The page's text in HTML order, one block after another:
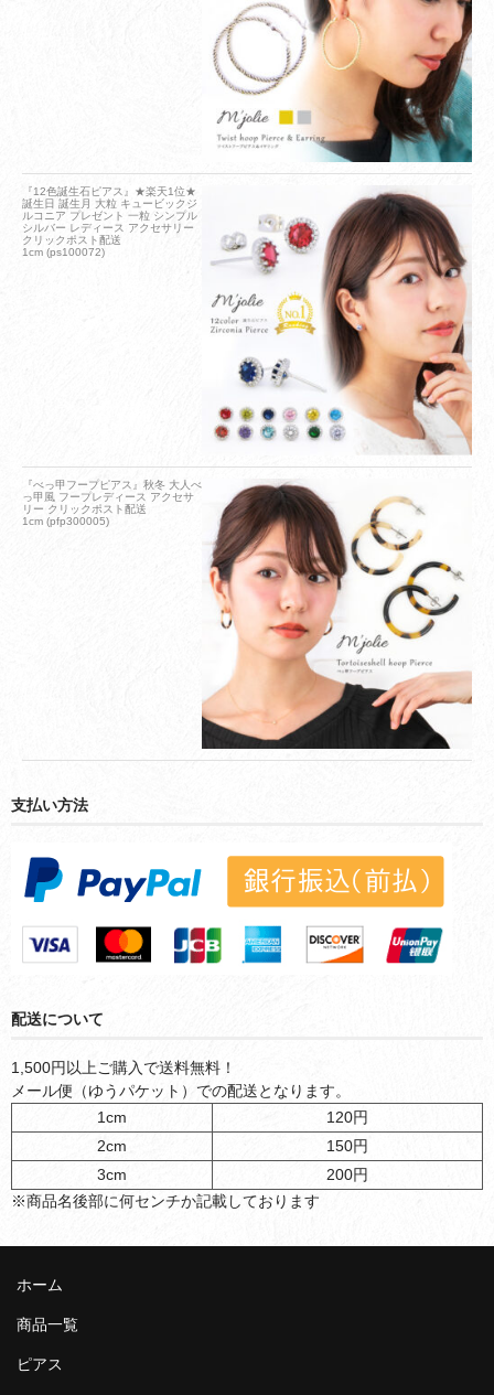
『12色誕生石ピアス』★楽天1位★
誕生日 誕生月 大粒 キュービックジ
ルコニア プレゼント 一粒 シンプル
シルバー レディース アクセサリー
クリックポスト配送
1cm (ps100072)
『べっ甲フープピアス』秋冬 大人べ
っ甲風 フープレディース アクセサ
リー クリックポスト配送
1cm (pfp300005)
支払い方法
配送について
1,500円以上ご購入で送料無料！
メール便（ゆうパケット）での配送となります。
1cm
120円
2cm
150円
3cm
200円
※商品名後部に何センチか記載しております
ホーム
商品一覧
ピアス